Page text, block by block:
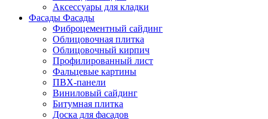
Аксессуары для кладки
Фасады Фасады
Фиброцементный сайдинг
Облицовочная плитка
Облицовочный кирпич
Профилированный лист
Фальцевые картины
ПВХ-панели
Виниловый сайдинг
Битумная плитка
Доска для фасадов